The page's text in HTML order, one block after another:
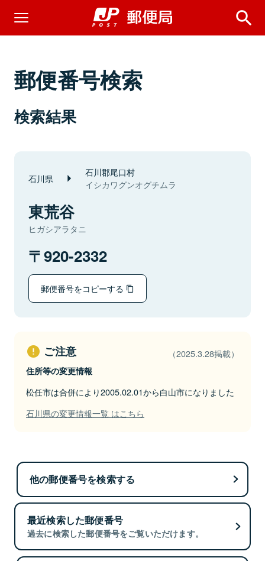
郵便番号検索
検索結果
石川県 石川郡尾口村
イシカワグンオグチムラ
東荒谷
ヒガシアラタニ
920-2332
郵便番号をコピーする
ご注意 （2025.3.28掲載）
住所等の変更情報
松任市は合併により2005.02.01から白山市になりました
石川県の変更情報一覧 はこちら
他の郵便番号を検索する
最近検索した郵便番号
過去に検索した郵便番号をご覧いただけます。